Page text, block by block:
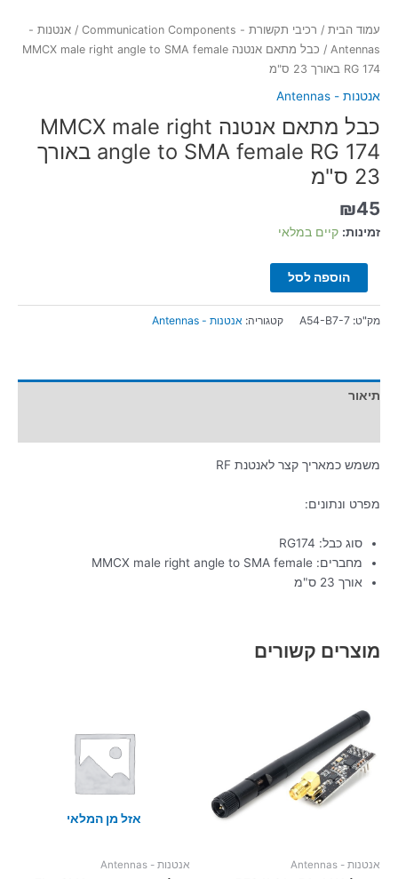
עמוד הבית / רכיבי תקשורת - Communication Components / אנטנות -
Antennas
/ כבל מתאם אנטנה MMCX male right angle to SMA female
RG 174 באורך 23 ס"מ
אנטנות - Antennas
כבל מתאם אנטנה MMCX male right
angle to SMA female RG 174 באורך
23 ס"מ
₪45
זמינות: קיים במלאי
23
ס"מ
הוספה לסל
מק"ט: A54-B7-7 קטגוריה: אנטנות - Antennas
תיאור
משמש כמאריך קצר לאנטנת RF
מפרט ונתונים:
סוג כבל: RG174
מחברים: MMCX male right angle to SMA female
אורך 23 ס"מ
מוצרים קשורים
אנטנות - Antennas
אזל מן המלאי
אנטנות - Antennas